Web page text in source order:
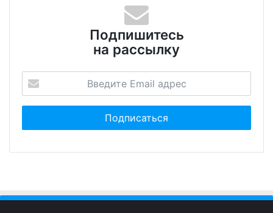
Подпишитесь
на рассылку